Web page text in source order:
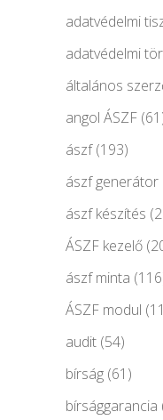
adatvédelmi
adatvédelmi
általános
angol ÁSZF
ászf(193)
ászf generátor
ászf készítés
ÁSZF kezelő
ászf minta
ÁSZF modul
audit (54)
bírság (61)
bírsággarancia